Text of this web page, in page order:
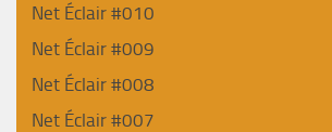
Net Éclair #010
Net Éclair #009
Net Éclair #008
Net Éclair #007